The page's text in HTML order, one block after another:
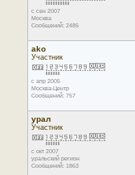
с сен 2007
Москва
Сообщений: 2485
ako
Участник
с апр 2005
Москва-Центр
Сообщений: 757
урал
Участник
с окт 2007
уральский регион
Сообщений: 1863